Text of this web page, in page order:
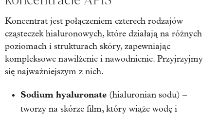
Koncentrat jest połączeniem czterech rodzajów
cząsteczek hialuronowych, które działają na różnych
poziomach i strukturach skóry, zapewniając
kompleksowe nawilżenie i nawodnienie. Przyjrzyjmy
się najważniejszym z nich.
Sodium hyaluronate (hialuronian sodu) –
tworzy na skórze film, który wiąże wodę i